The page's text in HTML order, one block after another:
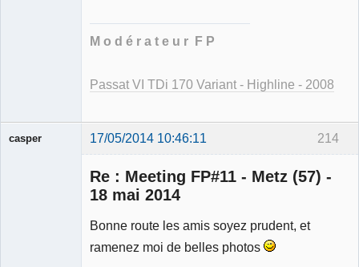
M o d é r a t e u r F P
Passat VI TDi 170 Variant - Highline - 2008
214
casper 17/05/2014 10:46:11
Re : Meeting FP#11 - Metz (57) -
18 mai 2014
Bonne route les amis soyez prudent, et
ramenez moi de belles photos